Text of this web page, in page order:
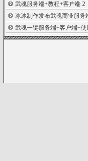
武魂服务端+教程+客户端2